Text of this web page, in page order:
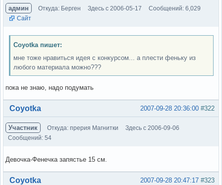
админ Откуда: Берген Здесь с 2006-05-17
Сообщений: 6,029
Сайт
Coyotka пишет:
мне тоже нравиться идея с конкурсом... а плести феньку из
любого материала можно???
пока не знаю, надо подумать
Вне форума #322
2007-09-28 20:36:00
Coyotka
Участник Откуда: прерия Магнитки
Здесь с 2006-09-06
Сообщений: 54
Девочка-Фенечка запястье 15 см.
Вне форума #323
2007-09-28 20:47:17
Coyotka